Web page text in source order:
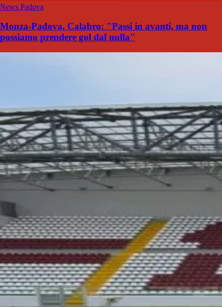
News Padova
Monza-Padova, Calabro: "Passi in avanti, ma non
possiamo prendere gol dal nulla"